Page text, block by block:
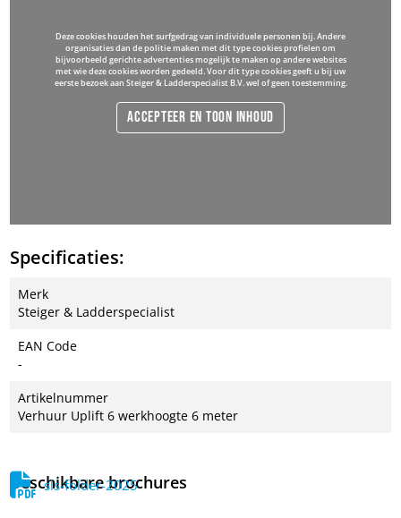
Deze cookies houden het surfgedrag van individuele personen bij. Andere
organisaties dan de politie maken met dit type cookies profielen om
bijvoorbeeld gerichte advertenties mogelijk te maken op andere websites
met wie deze cookies worden gedeeld. Voor dit type cookies geeft u bij uw
eerste bezoek aan Steiger & Ladderspecialist B.V. wel of geen toestemming.
Accepteer en toon inhoud
Specificaties:
Merk
Steiger & Ladderspecialist
EAN Code
-
Artikelnummer
Verhuur Uplift 6 werkhoogte 6 meter
Beschikbare brochures
sls-folder-2025